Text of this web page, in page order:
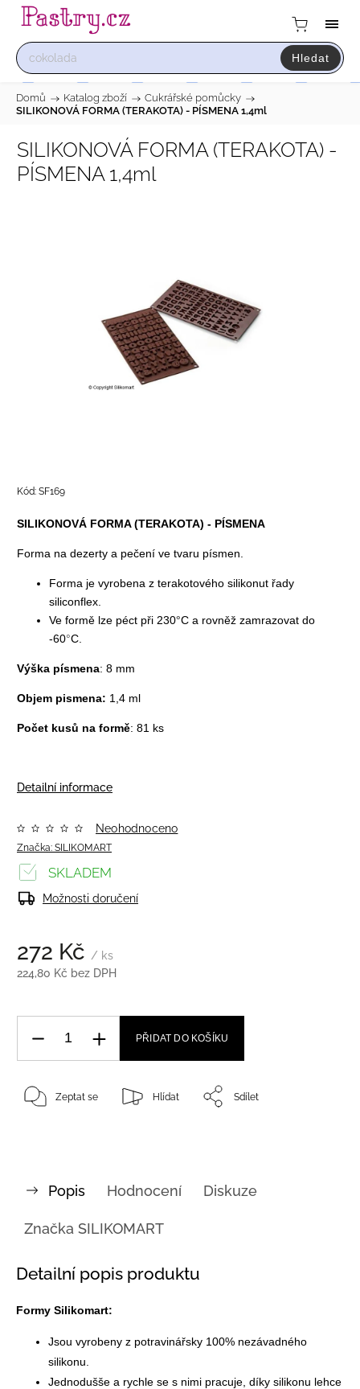
Hledat
Domů / Katalog zboží / Cukrářské pomůcky /
SILIKONOVÁ FORMA (TERAKOTA) - PÍSMENA 1,4ml
SILIKONOVÁ FORMA (TERAKOTA) -
PÍSMENA 1,4ml
Kód: SF169
SILIKONOVÁ FORMA (TERAKOTA) - PÍSMENA
Forma na dezerty a pečení ve tvaru písmen.
Forma je vyrobena z terakotového silikonut řady
siliconflex.
Ve formě lze péct při 230°C a rovněž zamrazovat do
-60°C.
Výška písmena: 8 mm
Objem pismena: 1,4 ml
Počet kusů na formě: 81 ks
Detailní informace
Značka: SILIKOMART
Neohodnoceno
272 Kč / ks
224,80 Kč bez DPH
SKLADEM
Možnosti doručení
PŘIDAT DO KOŠÍKU
Zeptat se Hlídat Sdílet
Popis Hodnocení Diskuze
Značka SILIKOMART
Detailní popis produktu
Formy Silikomart:
Jsou vyrobeny z potravinářsky 100% nezávadného
silikonu.
Jednodušše a rychle se s nimi pracuje, díky silikonu lehce